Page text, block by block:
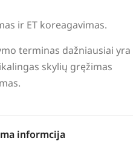
ir ET koreagavimas.
terminas dažniausiai yra
skylių gręžimas
informcija